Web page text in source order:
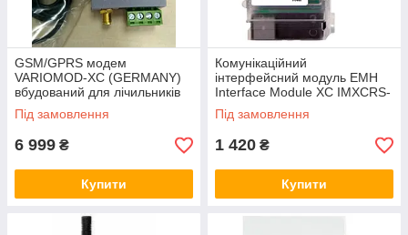
GSM/GPRS модем
VARIOMOD-XC (GERMANY)
вбудований для лічильників
LZQJ-XC
Під замовлення
6 999 ₴
Купити
Комунікаційний
інтерфейсний модуль EMH
Interface Module XC IMXCRS-
F00 для лічильників серії
LZQJ-XC (Німеччина)
Під замовлення
1 420 ₴
Купити